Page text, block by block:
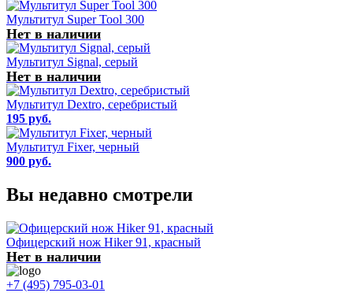
Мультитул Super Tool 300
Нет в наличии
Мультитул Signal, серый
Нет в наличии
Мультитул Dextro, серебристый
195 руб.
Мультитул Fixer, черный
900 руб.
Вы недавно смотрели
Офицерский нож Hiker 91, красный
Нет в наличии
+7 (495) 795-03-01